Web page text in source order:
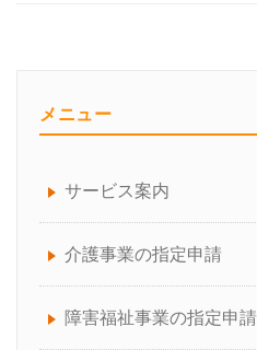
メニュー
サービス案内
サービス案内につい
労務顧問
介護事業の指定申請
訪問看護
障害福祉事業の指定申請